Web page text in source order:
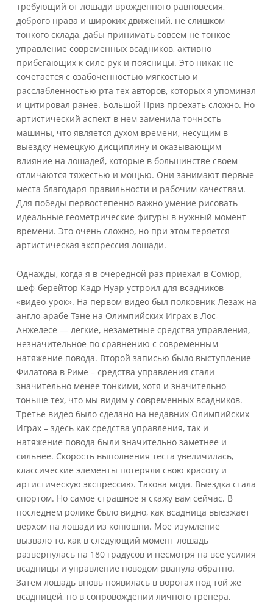
требующий от лошади врожденного равновесия,
доброго нрава и широких движений, не слишком
тонкого склада, дабы принимать совсем не тонкое
управление современных всадников, активно
прибегающих к силе рук и поясницы. Это никак не
сочетается с озабоченностью мягкостью и
расслабленностью рта тех авторов, которых я упоминал
и цитировал ранее. Большой Приз проехать сложно. Но
артистический аспект в нем заменила точность
машины, что является духом времени, несущим в
выездку немецкую дисциплину и оказывающим
влияние на лошадей, которые в большинстве своем
отличаются тяжестью и мощью. Они занимают первые
места благодаря правильности и рабочим качествам.
Для победы первостепенно важно умение рисовать
идеальные геометрические фигуры в нужный момент
времени. Это очень сложно, но при этом теряется
артистическая экспрессия лошади.
Однажды, когда я в очередной раз приехал в Сомюр,
шеф-берейтор Кадр Нуар устроил для всадников
«видео-урок». На первом видео был полковник Лезаж на
англо-арабе Тэне на Олимпийских Играх в Лос-
Анжелесе — легкие, незаметные средства управления,
незначительное по сравнению с современным
натяжение повода. Второй записью было выступление
Филатова в Риме – средства управления стали
значительно менее тонкими, хотя и значительно
тоньше тех, что мы видим у современных всадников.
Третье видео было сделано на недавних Олимпийских
Играх – здесь как средства управления, так и
натяжение повода были значительно заметнее и
сильнее. Скорость выполнения теста увеличилась,
классические элементы потеряли свою красоту и
артистическую экспрессию. Такова мода. Выездка стала
спортом. Но самое страшное я скажу вам сейчас. В
последнем ролике было видно, как всадница выезжает
верхом на лошади из конюшни. Мое изумление
вызвало то, как в следующий момент лошадь
развернулась на 180 градусов и несмотря на все усилия
всадницы и управление поводом рванула обратно.
Затем лошадь вновь появилась в воротах под той же
всадницей, но в сопровождении личного тренера,